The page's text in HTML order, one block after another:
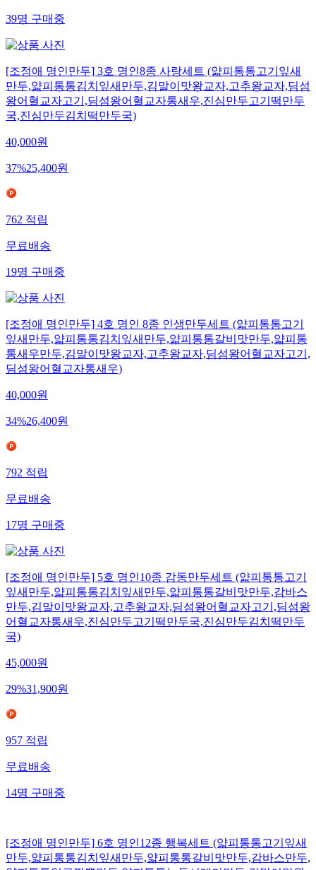
39명구매중
[조정애 명인만두] 3호 명인8종 사랑세트 (얇피통통고기잎새
만두,얇피통통김치잎새만두,김말이맛왕교자,고추왕교자,딤섬
왕어혈교자고기,딤섬왕어혈교자통새우,진심만두고기떡만두
국,진심만두김치떡만두국)
40,000원
37%25,400원
762적립
무료배송
19명구매중
[조정애 명인만두] 4호 명인 8종 인생만두세트 (얇피통통고기
잎새만두,얇피통통김치잎새만두,얇피통통갈비맛만두,얇피통
통새우만두,김말이맛왕교자,고추왕교자,딤섬왕어혈교자고기,
딤섬왕어혈교자통새우)
40,000원
34%26,400원
792적립
무료배송
17명구매중
[조정애 명인만두] 5호 명인10종 감동만두세트 (얇피통통고기
잎새만두,얇피통통김치잎새만두,얇피통통갈비맛만두,감바스
만두,김말이맛왕교자,고추왕교자,딤섬왕어혈교자고기,딤섬왕
어혈교자통새우,진심만두고기떡만두국,진심만두김치떡만두
국)
45,000원
29%31,900원
957적립
무료배송
14명구매중
[조정애 명인만두] 6호 명인12종 행복세트 (얇피통통고기잎새
만두,얇피통통김치잎새만두,얇피통통갈비맛만두,감바스만두,